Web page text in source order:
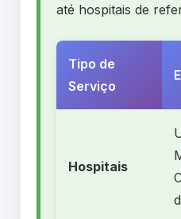
até hospitais de
Tipo de
Serviço
Hospitais